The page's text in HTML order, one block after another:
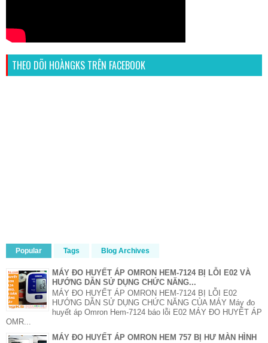
THEO DÕI HOÀNGKS TRÊN FACEBOOK
Popular Tags Blog Archives
MÁY ĐO HUYẾT ÁP OMRON HEM-7124 BỊ LỖI E02 VÀ
HƯỚNG DẪN SỬ DỤNG CHỨC NĂNG...
MÁY ĐO HUYẾT ÁP OMRON HEM-7124 BỊ LỖI E02
HƯỚNG DẪN SỬ DỤNG CHỨC NĂNG CỦA MÁY Máy đo
huyết áp Omron Hem-7124 báo lỗi E02 MÁY ĐO HUYẾT ÁP
OMR...
MÁY ĐO HUYẾT ÁP OMRON HEM 757 BỊ HƯ MÀN HÌNH